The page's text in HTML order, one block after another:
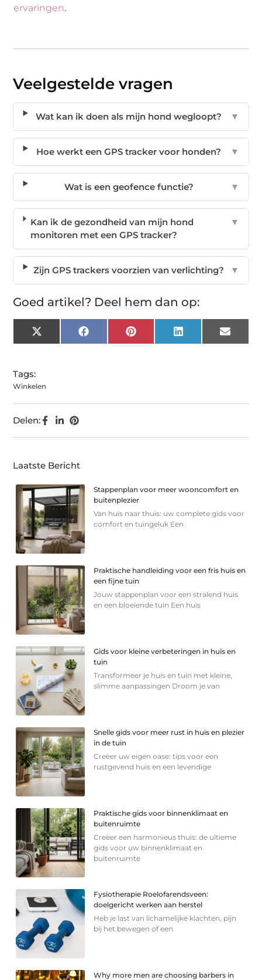
ervaringen.
Veelgestelde vragen
Wat kan ik doen als mijn hond wegloopt? ▼
Hoe werkt een GPS tracker voor honden? ▼
Wat is een geofence functie? ▼
Kan ik de gezondheid van mijn hond
monitoren met een GPS tracker?
▼
Zijn GPS trackers voorzien van verlichting? ▼
Goed artikel? Deel hem dan op:
X
(Twitter)
Facebook Pinterest LinkedIn Email
Tags:
Winkelen
Delen:
Laatste Bericht
Stappenplan voor meer wooncomfort en
buitenplezier
Van huis naar thuis: uw complete gids voor
comfort en tuingeluk Een
Praktische handleiding voor een fris huis en
een fijne tuin
Jouw stappenplan voor een stralend huis
en een bloeiende tuin Een huis
Gids voor kleine verbeteringen in huis en
tuin
Transformeer je huis en tuin met kleine,
slimme aanpassingen Droom je van
Snelle gids voor meer rust in huis en plezier
in de tuin
Creëer uw eigen oase: tips voor een
rustgevend huis en een levendige
Praktische gids voor binnenklimaat en
buitenruimte
Creëer een harmonieus thuis: de ultieme
gids voor uw binnenklimaat en
buitenruimte
Fysiotherapie Roelofarendsveen:
doelgericht werken aan herstel
Heb je last van lichamelijke klachten, pijn
bij het bewegen of een
Why more men are choosing barbers in